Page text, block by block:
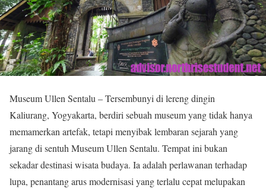
Museum Ullen Sentalu – Tersembunyi di lereng dingin
Kaliurang, Yogyakarta, berdiri sebuah museum yang tidak hanya
memamerkan artefak, tetapi menyibak lembaran sejarah yang
jarang di sentuh Museum Ullen Sentalu. Tempat ini bukan
sekadar destinasi wisata budaya. Ia adalah perlawanan terhadap
lupa, penantang arus modernisasi yang terlalu cepat melupakan